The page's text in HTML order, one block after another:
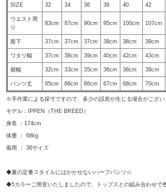
SIZE 32 34 36 38 40 42
ウエスト周
り
83cm 87cm 90cm 95cm 100cm 107cm
股下 37cm 37cm 37cm 38cm 38cm 39cm
ワタリ幅 37cm 38cm 39cm 40cm 42cm 43cm
裾幅 32cm 33cm 35cm 36cm 38cm 38cm
パンツ丈 65cm 66cm 66cm 67cm 68cm 70cm
※手作業による採寸ですので、多少の誤差が生じる場合がござい
モデル：IPPEN（THE BREED）
身長 ：174cm
体重 ： 68kg
着用 ： 36サイズ
◆夏の定番スタイルにはかかせないハーフパンツ☆
◆5カラーご用意いたしましたので、トップスとの組み合わせで